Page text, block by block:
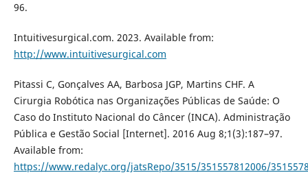
96.
Intuitivesurgical.com. 2023. Available from:
http://www.intuitivesurgical.com
Pitassi C, Gonçalves AA, Barbosa JGP, Martins CHF. A
Cirurgia Robótica nas Organizações Públicas de Saúde: O
Caso do Instituto Nacional do Câncer (INCA). Administração
Pública e Gestão Social [Internet]. 2016 Aug 8;1(3):187–97.
Available from:
https://www.redalyc.org/jatsRepo/3515/351557812006/